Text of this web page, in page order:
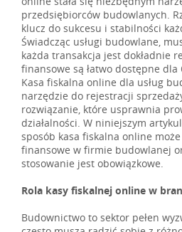
przedsiębiorców budowlanych.
klucz do sukcesu i stabilności
Świadcząc usługi budowlane,
każda transakcja jest dokładnie
finansowe są łatwo dostępne
Kasa fiskalna online dla usług
narzędzie do rejestracji
rozwiązanie, które usprawnia
działalności. W niniejszym
sposób kasa fiskalna online
finansowe w firmie budowlanej
stosowanie jest obowiązkowe.
Rola kasy fiskalnej online w
Budownictwo to sektor pełen